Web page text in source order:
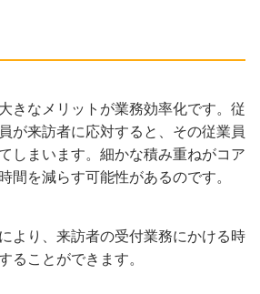
きなメリットが業務効率化です。従
が来訪者に応対すると、その従業員
しまいます。細かな積み重ねがコア
間を減らす可能性があるのです。
より、来訪者の受付業務にかける時
ることができます。